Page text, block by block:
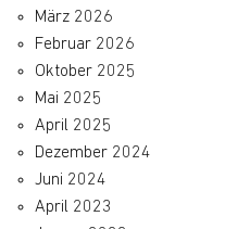
März 2026
Februar 2026
Oktober 2025
Mai 2025
April 2025
Dezember 2024
Juni 2024
April 2023